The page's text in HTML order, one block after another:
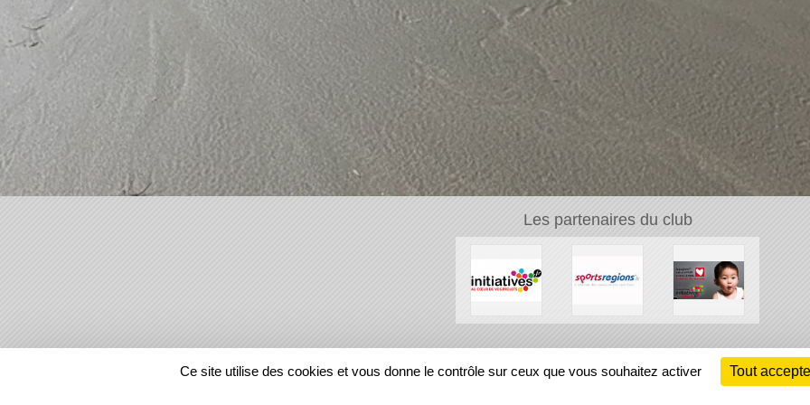
Les partenaires du club
REGIONS
Ce site utilise des cookies et vous donne le contrôle sur ceux que vous souhaitez activer Tout